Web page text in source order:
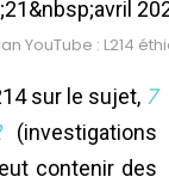
YouTube : L214
sur le sujet, 7
(investigations
contenir des